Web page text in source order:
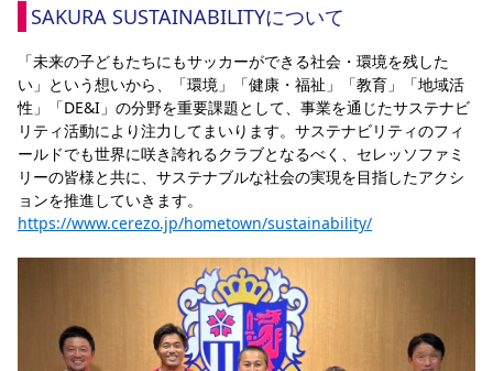
よくある質問
長居公園 セレッソフットサルパーク セレッソフットサルパーク長居
セレッソスポーツパーク舞洲 YANMAR HANASAKA STADIUM
大人のサッカースクール その他スポーツクラブ
SAKURA SUSTAINABILITYについて
「未来の子どもたちにもサッカーができる社会・環境を残した
い」という想いから、「環境」「健康・福祉」「教育」「地域活
性」「DE&I」の分野を重要課題として、事業を通じたサステナビ
リティ活動により注力してまいります。サステナビリティのフィ
ールドでも世界に咲き誇れるクラブとなるべく、セレッソファミ
リーの皆様と共に、サステナブルな社会の実現を目指したアクシ
ョンを推進していきます。
https://www.cerezo.jp/hometown/sustainability/